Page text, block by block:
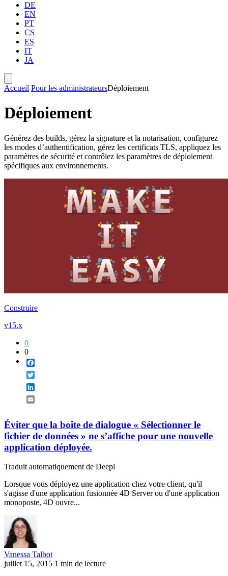
DE
EN
PT
CS
ES
IT
JA
Accueil Pour les administrateursDéploiement
Déploiement
Générez des builds, gérez la signature et la notarisation, configurez
les modes d’authentification, gérez les certificats TLS, appliquez les
paramètres de sécurité et contrôlez les paramètres de déploiement
spécifiques aux environnements.
Construire
v15.x
0
0
Éviter que la boîte de dialogue « Sélectionner le
fichier de données » ne s’affiche pour une nouvelle
application déployée.
Traduit automatiquement de Deepl
Lorsque vous déployez une application chez votre client, qu'il
s'agisse d'une application fusionnée 4D Server ou d'une application
monoposte, 4D ouvre...
Vanessa Talbot
juillet 15, 2015 1 min de lecture